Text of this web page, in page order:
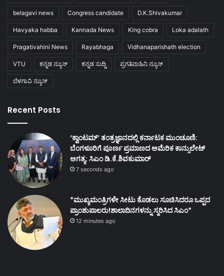
belagavi news Congress candidate D.K.Shivakumar
Havyaka habba Kannada News King cobra Loka adalath
Pragativahini News Rayabhaga Vidhanaparishath election
VTU ಕನ್ನಡ ನ್ಯೂಸ್ ಕನ್ನಡ ಸುದ್ದಿ ಪ್ರಗತಿವಾಹಿನಿ ನ್ಯೂಸ್
ಬೆಳಗಾವಿ ನ್ಯೂಸ್
Recent Posts
‘ಕ್ವಾಂಟಮ್’ ತಂತ್ರಜ್ಞಾನದಲ್ಲಿ ಕರ್ನಾಟಕ ಮುಂಚೂಣಿ:
ಬೆಂಗಳೂರಿಗೆ ಪೂರ್ಣ ಪ್ರಮಾಣದ ಅಮೆರಿಕ ಕಾನ್ಸುಲೇಟ್
ಅಗತ್ಯ: ಸಿಎಂ ಡಿ.ಕೆ.ಶಿವಕುಮಾರ್
7 seconds ago
*ಮುಖ್ಯಮಂತ್ರಿಗಳೇ ಸೀಟು ಕೊಡಲು ಸೂಚಿಸಿದರೂ ಒಪ್ಪದ
ಪ್ರಾಂಶುಪಾಲರು!ಶಾಲಾದಿನಗಳನ್ನು ಸ್ಮರಿಸಿದ ಸಿಎಂ*
12 minutes ago